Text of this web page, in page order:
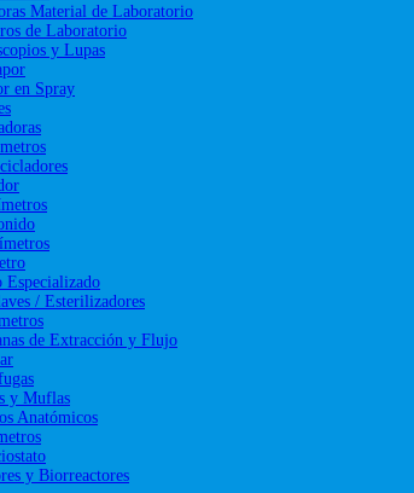
Material de Laboratorio
de Laboratorio
y Lupas
en Spray
Especializado
/ Esterilizadores
de Extracción y Flujo
y Muflas
Anatómicos
y Biorreactores